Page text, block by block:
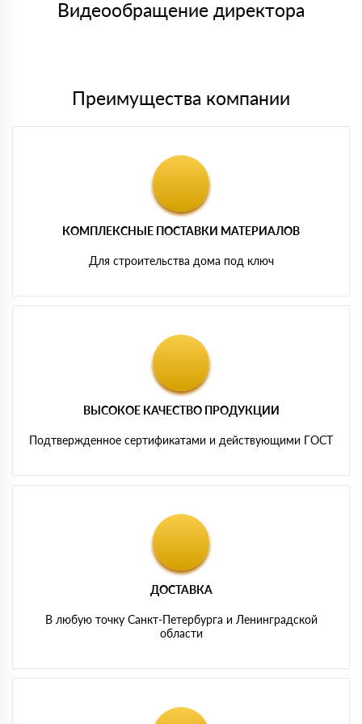
либо Вы забираете товар со склада самовывоза.
Видеообращение директора
Преимущества компании
КОМПЛЕКСНЫЕ ПОСТАВКИ МАТЕРИАЛОВ
Для строительства дома под ключ
ВЫСОКОЕ КАЧЕСТВО ПРОДУКЦИИ
Подтвержденное сертификатами и действующими ГОСТ
ДОСТАВКА
В любую точку Санкт-Петербурга и Ленинградской
области